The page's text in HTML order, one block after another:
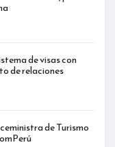
de visas con
de relaciones
de Turismo